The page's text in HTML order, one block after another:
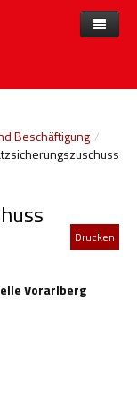
Beschäftigung /
Drucken
Vorarlberg